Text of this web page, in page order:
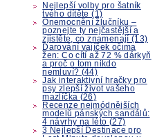
Nejlepší volby pro šatník
tvého dítěte (1)
Onemocnění žlučníku –
poznejte ty nejčastější a
zjistěte, co znamenají (13)
Darování vajíček očima
žen: Co cítí až 72 % dárkyň
a proč o tom nikdo
nemluví? (44)
Jak interaktivní hračky pro
psy zlepší život vašeho
mazlíčka (26)
Recenze nejmódnějších
modelů pánských sandálů:
4 návrhy na léto (27)
3 Nejlepší Destinace pro